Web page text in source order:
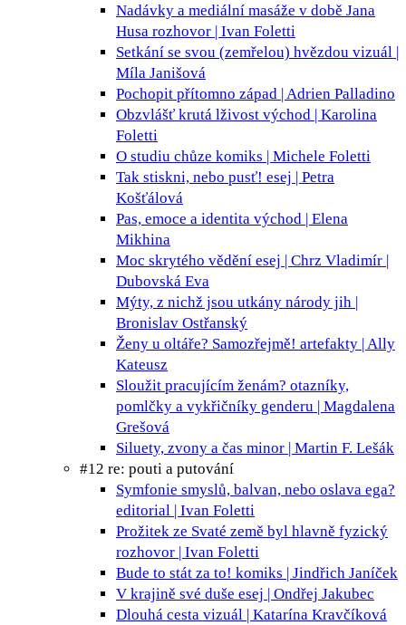
Nadávky a mediální masáže v době Jana
Husa rozhovor | Ivan Foletti
Setkání se svou (zemřelou) hvězdou vizuál |
Míla Janišová
Pochopit přítomno západ | Adrien Palladino
Obzvlášť krutá lživost východ | Karolina
Foletti
O studiu chůze komiks | Michele Foletti
Tak stiskni, nebo pusť! esej | Petra
Košťálová
Pas, emoce a identita východ | Elena
Mikhina
Moc skrytého vědění esej | Chrz Vladimír |
Dubovská Eva
Mýty, z nichž jsou utkány národy jih |
Bronislav Ostřanský
Ženy u oltáře? Samozřejmě! artefakty | Ally
Kateusz
Sloužit pracujícím ženám? otazníky,
pomlčky a vykřičníky genderu | Magdalena
Grešová
Siluety, zvony a čas minor | Martin F. Lešák
#12 re: pouti a putování
Symfonie smyslů, balvan, nebo oslava ega?
editorial | Ivan Foletti
Prožitek ze Svaté země byl hlavně fyzický
rozhovor | Ivan Foletti
Bude to stát za to! komiks | Jindřich Janíček
V krajině své duše esej | Ondřej Jakubec
Dlouhá cesta vizuál | Katarína Kravčíková